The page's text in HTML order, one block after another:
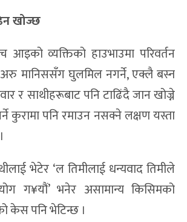
खोज्छ
आइको व्यक्तिको हाउभाउमा परिवर्तन
मानिससँग घुलमिल नगर्ने, एक्लै बस्न
र साथीहरूबाट पनि टाढिंदै जान खोज्ने
कुरामा पनि रमाउन नसक्ने लक्षण यस्ता
भेटेर ‘ल तिमीलाई धन्यवाद तिमीले
ग¥यौं’ भनेर असामान्य किसिमको
केस पनि भेटिन्छ ।